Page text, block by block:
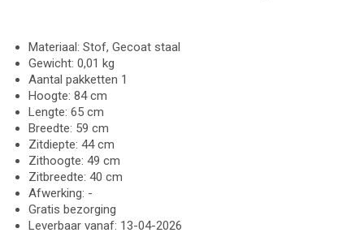
Materiaal: Stof, Gecoat staal
Gewicht: 0,01 kg
Aantal pakketten 1
Hoogte: 84 cm
Lengte: 65 cm
Breedte: 59 cm
Zitdiepte: 44 cm
Zithoogte: 49 cm
Zitbreedte: 40 cm
Afwerking: -
Gratis bezorging
Leverbaar vanaf: 13-04-2026